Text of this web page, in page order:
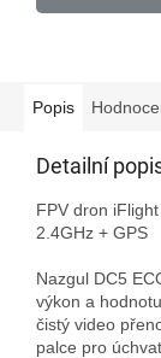
Popis
Detailní
FPV dron
2.4GHz + GPS
Nazgul DC5
výkon a
čistý video
palce pro